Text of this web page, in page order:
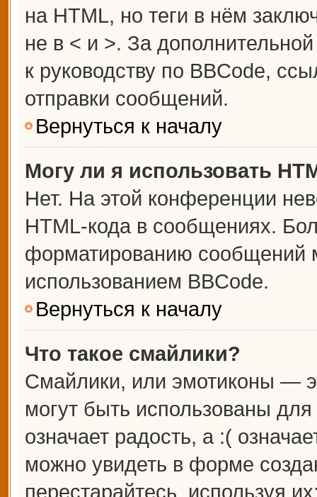
на HTML, но теги в нём
не в < и >. За
к руководству по BBCode,
отправки сообщений.
Вернуться к началу
Могу ли я использовать
Нет. На этой конференции
HTML-кода в сообщениях.
форматированию сообщений
использованием BBCode.
Вернуться к началу
Что такое смайлики?
Смайлики, или эмотиконы —
могут быть использованы
означает радость, а :(
можно увидеть в форме
перестарайтесь, используя